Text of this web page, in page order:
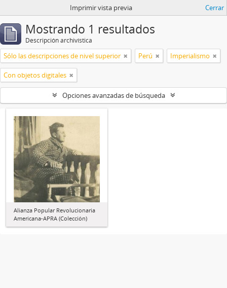
Imprimir vista previa Cerrar
Mostrando 1 resultados
Descripción archivística
Sólo las descripciones de nivel superior Perú Imperialismo
Con objetos digitales
Opciones avanzadas de búsqueda
Alianza Popular Revolucionaria
Americana-APRA (Colección)